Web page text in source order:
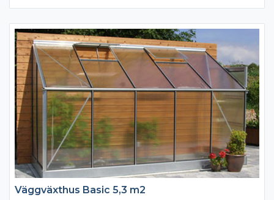
Med hela 253 cm höjd inne vid husväggen finns det gott om
plats för en dörr in till bostadshuset och med 192 cm på
framsidan är ståhöjden väl tilltagen i hela uterummet.
Uterummet är en idealisk plats för odling samtidigt som det ger
ett extra rum för avkoppling och rekreation.
Väggväxthus Basic 5,3 m2